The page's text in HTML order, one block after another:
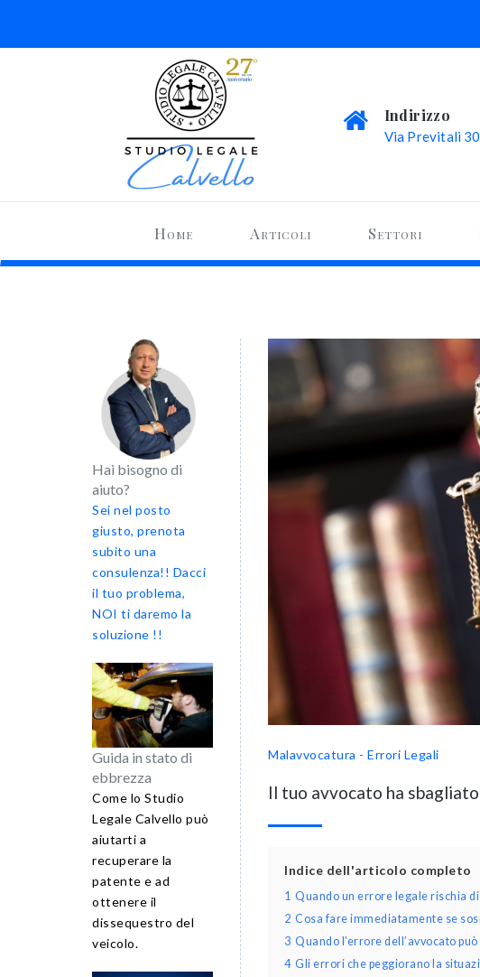
Indirizzo
Via Previtali
Home Articoli Settori
Hai bisogno di
aiuto?
Sei nel posto
giusto, prenota
subito una
consulenza!! Dacci
il tuo problema,
NOI ti daremo la
soluzione !!
Guida in stato di
ebbrezza
Come lo Studio
Legale Calvello può
aiutarti a
recuperare la
patente e ad
ottenere il
dissequestro del
veicolo.
Malavvocatura - Errori Legali
Il tuo avvocato ha
Indice dell'articolo completo
1 Quando un errore legale rischia
2 Cosa fare immediatamente se
3 Quando l’errore dell’avvocato
4 Gli errori che peggiorano la